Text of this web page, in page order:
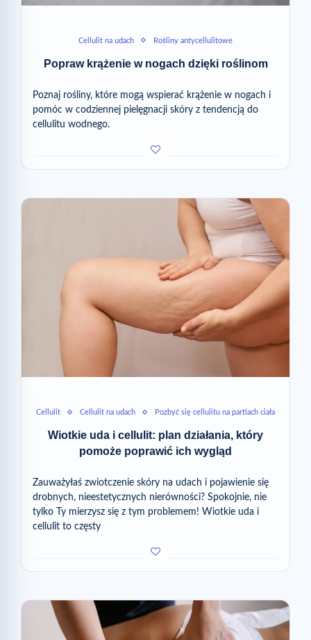
Cellulit na udach Rośliny antycellulitowe
Popraw krążenie w nogach dzięki roślinom
Poznaj rośliny, które mogą wspierać krążenie w nogach i
pomóc w codziennej pielęgnacji skóry z tendencją do
cellulitu wodnego.
Cellulit Cellulit na udach Pozbyć się cellulitu na partiach ciała
Wiotkie uda i cellulit: plan działania, który
pomoże poprawić ich wygląd
Zauważyłaś zwiotczenie skóry na udach i pojawienie się
drobnych, nieestetycznych nierówności? Spokojnie, nie
tylko Ty mierzysz się z tym problemem! Wiotkie uda i
cellulit to częsty